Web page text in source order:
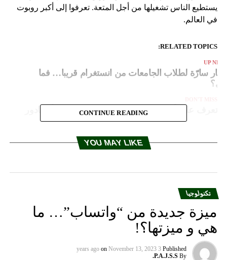
يستطيع الناس تشغيلها من أجل المتعة. تعرفوا إلى أكبر روبوت
في العالم.
RELATED TOPICS:
UP
سارّة لطلاب الجامعات من انستغرام قريبا… فما
تعرف على أحدث سيارة رياضية من لامبرغيني أفانتادور
CONTINUE READING
YOU MAY LIKE
تكنولوجيا
ميزة جديدة من “واتساب”… ما
هي و ميزتها؟!
Published
3 years ago
on November 13, 2023
By
P.A.J.S.S.